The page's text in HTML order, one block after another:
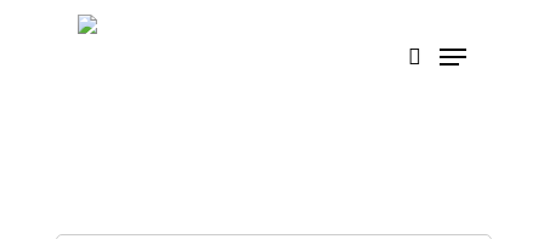
tìm kiếm
Menu